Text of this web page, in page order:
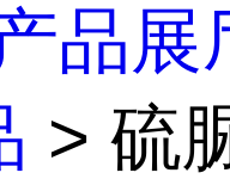
品展
> 硫